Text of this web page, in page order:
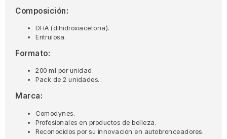
Composición:
DHA (dihidroxiacetona).
Eritrulosa.
Formato:
200 ml por unidad.
Pack de 2 unidades.
Marca:
Comodynes.
Profesionales en productos de belleza.
Reconocidos por su innovación en autobronceadores.